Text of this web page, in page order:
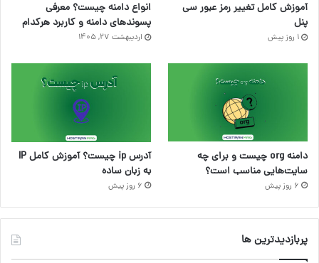
آموزش کامل تغییر رمز عبور سی
پنل
1 روز پیش
انواع دامنه چیست؟ معرفی
پسوندهای دامنه و کاربرد هرکدام
اردیبهشت ۲۷, ۱۴۰۵
دامنه org چیست و برای چه
سایت‌هایی مناسب است؟
6 روز پیش
آدرس ip چیست؟ آموزش کامل IP
به زبان ساده
6 روز پیش
پربازدیدترین ها